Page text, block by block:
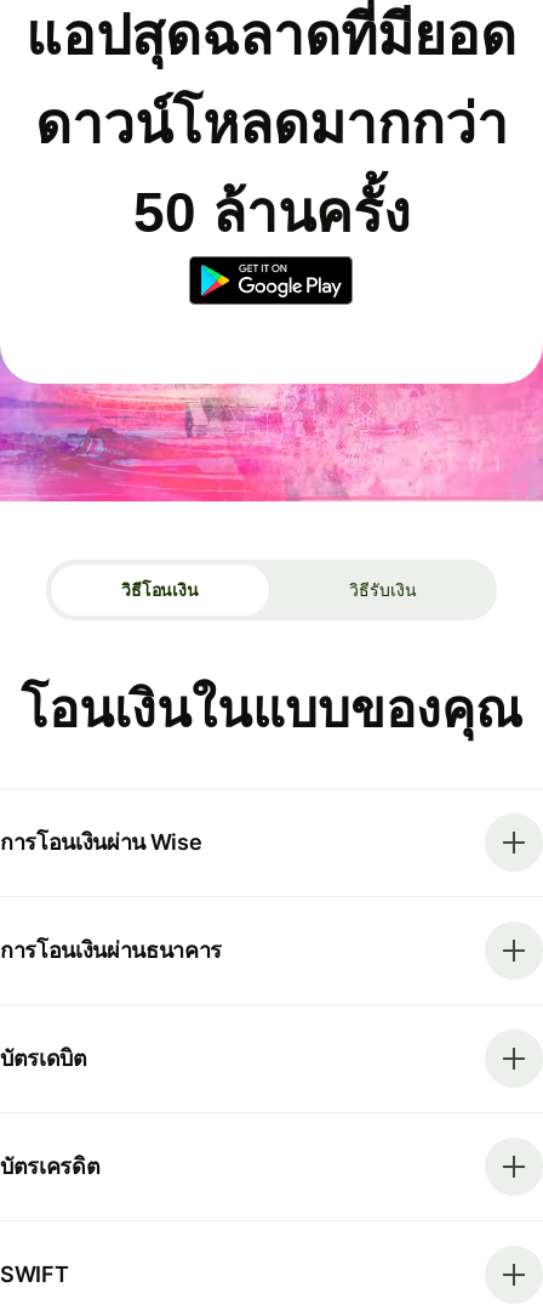
แอปสุดฉลาดที่มียอด
ดาวน์โหลดมากกว่า
50 ล้านครั้ง
วิธีโอนเงิน วิธีรับเงิน
โอนเงินในแบบของคุณ
การโอนเงินผ่าน Wise
การโอนเงินผ่านธนาคาร
บัตรเดบิต
บัตรเครดิต
SWIFT